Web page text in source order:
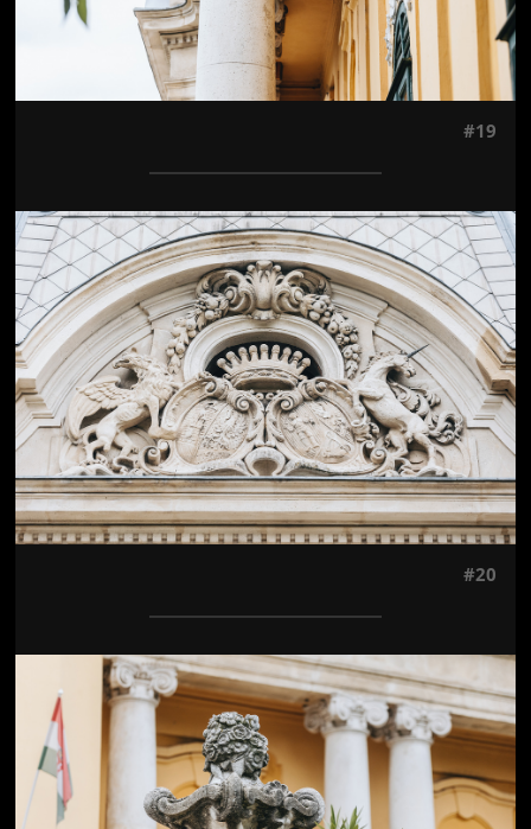
#19
Jön még kép!
#20
Jön még kép!